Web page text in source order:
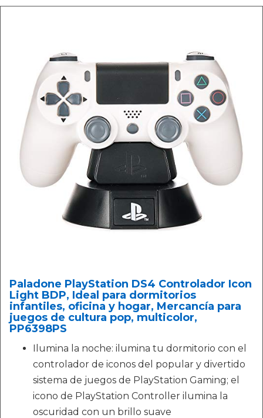
Paladone PlayStation DS4 Controlador Icon
Light BDP, Ideal para dormitorios
infantiles, oficina y hogar, Mercancía para
juegos de cultura pop, multicolor,
PP6398PS
Ilumina la noche: ilumina tu dormitorio con el
controlador de iconos del popular y divertido
sistema de juegos de PlayStation Gaming; el
icono de PlayStation Controller ilumina la
oscuridad con un brillo suave